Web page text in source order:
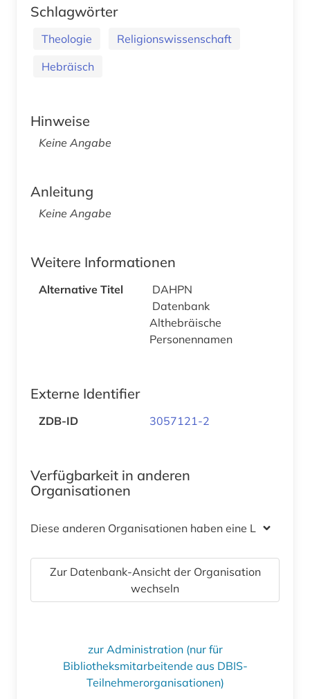
Schlagwörter
Theologie
Religionswissenschaft
Hebräisch
Hinweise
Keine Angabe
Anleitung
Keine Angabe
Weitere Informationen
Alternative Titel
DAHPN
Datenbank
Althebräische
Personennamen
Externe Identifier
ZDB-ID 3057121-2
Verfügbarkeit in anderen
Organisationen
Diese anderen Organisationen haben eine Lizenz
Zur Datenbank-Ansicht der Organisation
wechseln
zur Administration (nur für
Bibliotheksmitarbeitende aus DBIS-
Teilnehmerorganisationen)